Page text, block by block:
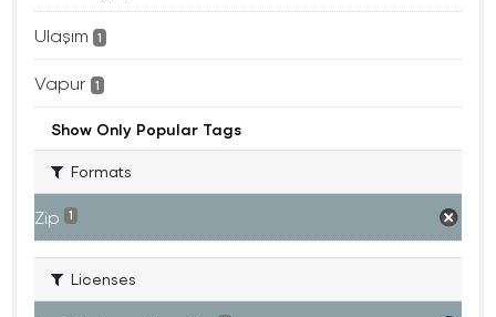
Ulaşım 1
Vapur 1
Show Only Popular Tags
Formats
Zip 1
Licenses